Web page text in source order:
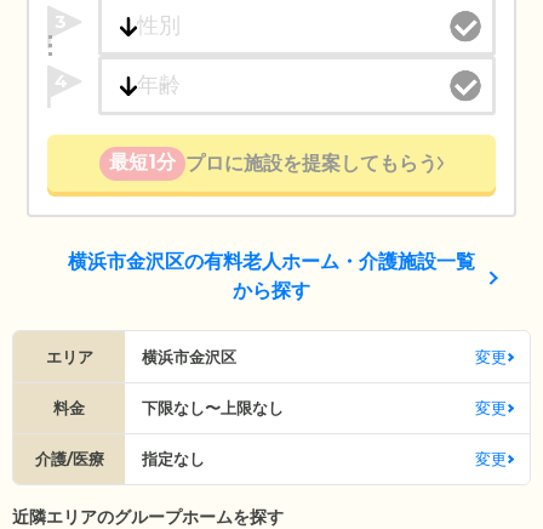
3
4
最短1分 プロに施設を提案してもらう
横浜市金沢区の有料老人ホーム・介護施設一覧
から探す
エリア 横浜市金沢区 変更
料金 下限なし〜上限なし 変更
介護/医療 指定なし 変更
近隣エリアのグループホームを探す